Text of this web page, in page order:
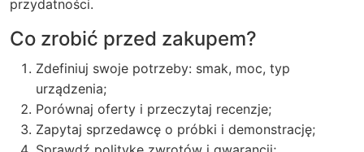
przydatności.
Co zrobić przed zakupem?
Zdefiniuj swoje potrzeby: smak, moc, typ
urządzenia;
Porównaj oferty i przeczytaj recenzje;
Zapytaj sprzedawcę o próbki i demonstrację;